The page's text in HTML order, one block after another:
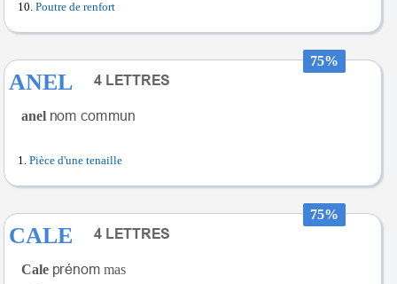
Poutre de renfort
75%
ANEL
anel
Pièce d'une tenaille
75%
CALE
Cale
mas